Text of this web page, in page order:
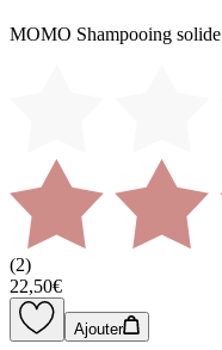
MOMO Shampooing solide
(2)
22,50€
Ajouter